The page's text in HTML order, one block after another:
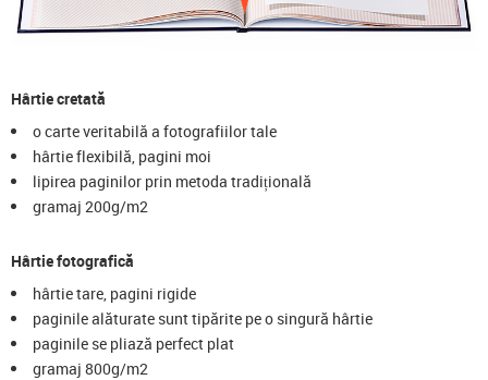
Hârtie cretată
o carte veritabilă a fotografiilor tale
hârtie flexibilă, pagini moi
lipirea paginilor prin metoda tradițională
gramaj 200g/m2
Hârtie fotografică
hârtie tare, pagini rigide
paginile alăturate sunt tipărite pe o singură hârtie
paginile se pliază perfect plat
gramaj 800g/m2